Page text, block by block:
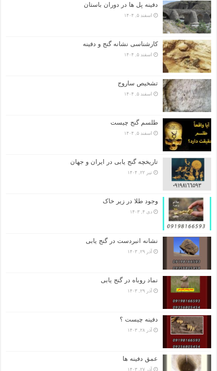
دفینه پل ها در دوران باستان
اسفند ۵, ۱۴۰۴
کارشناسی نشانه گنج و دفینه
اسفند ۵, ۱۴۰۴
تشخیص ساروج
اسفند ۵, ۱۴۰۴
طلسم گنج چیست
اسفند ۵, ۱۴۰۴
تاریخچه گنج‌ یابی در ایران و جهان
تیر ۲۲, ۱۴۰۴
وجود طلا در زیر خاک
دی ۴, ۱۴۰۳
نشانه انبردست در گنج یابی
آذر ۲۹, ۱۴۰۳
نماد روباه در گنج یابی
آذر ۲۹, ۱۴۰۳
دفینه چیست ؟
آذر ۲۸, ۱۴۰۳
عمق دفینه ها
آذر ۲۷, ۱۴۰۳